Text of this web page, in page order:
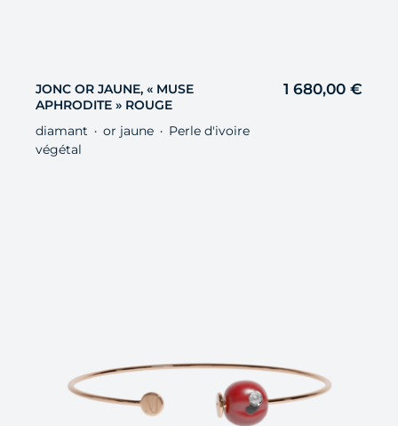
JONC OR JAUNE, « MUSE
APHRODITE » ROUGE
1 680,00 €
diamant ・ or jaune ・ Perle d'ivoire
végétal